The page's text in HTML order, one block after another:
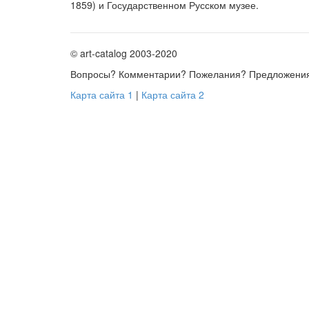
1859) и Государственном Русском музее.
© art-catalog 2003-2020
Вопросы? Комментарии? Пожелания?
Карта сайта 1 | Карта сайта 2